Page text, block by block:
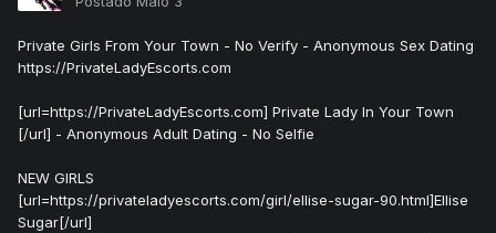
Private Girls From Your Town - No Verify - Anonymous Sex Dating
https://PrivateLadyEscorts.com
[url=https://PrivateLadyEscorts.com] Private Lady In Your Town
[/url] - Anonymous Adult Dating - No Selfie
NEW GIRLS
[url=https://privateladyescorts.com/girl/ellise-sugar-90.html]Ellise
Sugar[/url]